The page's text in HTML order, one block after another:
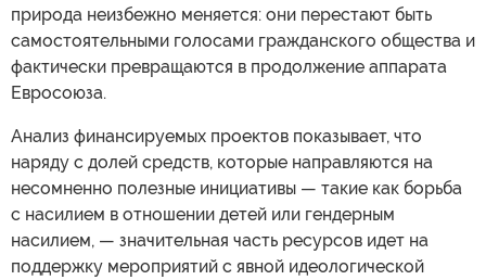
природа неизбежно меняется: они перестают быть
самостоятельными голосами гражданского общества и
фактически превращаются в продолжение аппарата
Евросоюза.
Анализ финансируемых проектов показывает, что
наряду с долей средств, которые направляются на
несомненно полезные инициативы — такие как борьба
с насилием в отношении детей или гендерным
насилием, — значительная часть ресурсов идет на
поддержку мероприятий с явной идеологической